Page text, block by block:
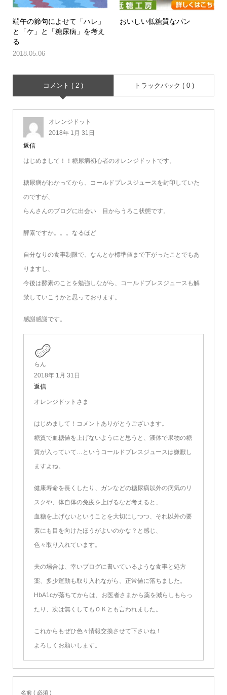
端午の節句によせて「ハレ」
と「ケ」と「糖尿病」を考え
る
2018.05.06
おいしい低糖質なパン
コメント ( 2 ) トラックバック ( 0 )
オレンジドット
2018年 1月 31日
返信
はじめまして！！糖尿病初心者のオレンジドットです。
糖尿病がわかってから、コールドプレスジュースを封印していた
のですが、
らんさんのブログに出会い 目からうろこ状態です。
酵素ですか。。。なるほど
自分なりの食事制限で、なんとか標準値まで下がったことでもあ
りますし、
今後は酵素のことを勉強しながら、コールドプレスジュースも解
禁していこうかと思っております。
感謝感謝です。
らん
2018年 1月 31日
返信
オレンジドットさま
はじめまして！コメントありがとうございます。
糖質で血糖値を上げないようにと思うと、液体で果物の糖
質が入っていて…というコールドプレスジュースは嫌厭し
ますよね。
健康寿命を長くしたり、ガンなどの糖尿病以外の病気のリ
スクや、体自体の免疫を上げるなど考えると、
血糖を上げないということを大切にしつつ、それ以外の要
素にも目を向けたほうがよいのかな？と感じ、
色々取り入れています。
夫の場合は、幸いブログに書いているような食事と処方
薬、多少運動も取り入れながら、正常値に落ちました。
HbA1cが落ちてからは、お医者さまから薬を減らしもらっ
たり、次は無くしてもＯＫとも言われました。
これからもぜひ色々情報交換させて下さいね！
よろしくお願いします。
名前 ( 必須 )